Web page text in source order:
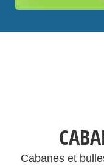
Cabanes et